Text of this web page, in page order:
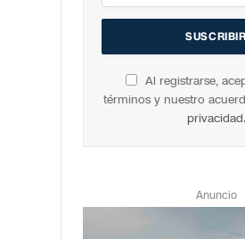
Al registrarse,
términos y nuestro
privacidad.
Anuncio